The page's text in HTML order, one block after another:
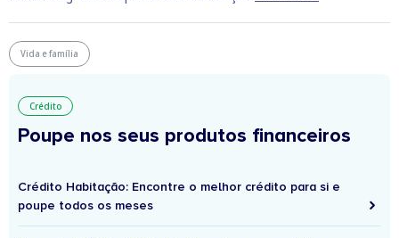
Vida e família
Crédito
Poupe nos seus produtos financeiros
Crédito Habitação: Encontre o melhor crédito para si e
poupe todos os meses